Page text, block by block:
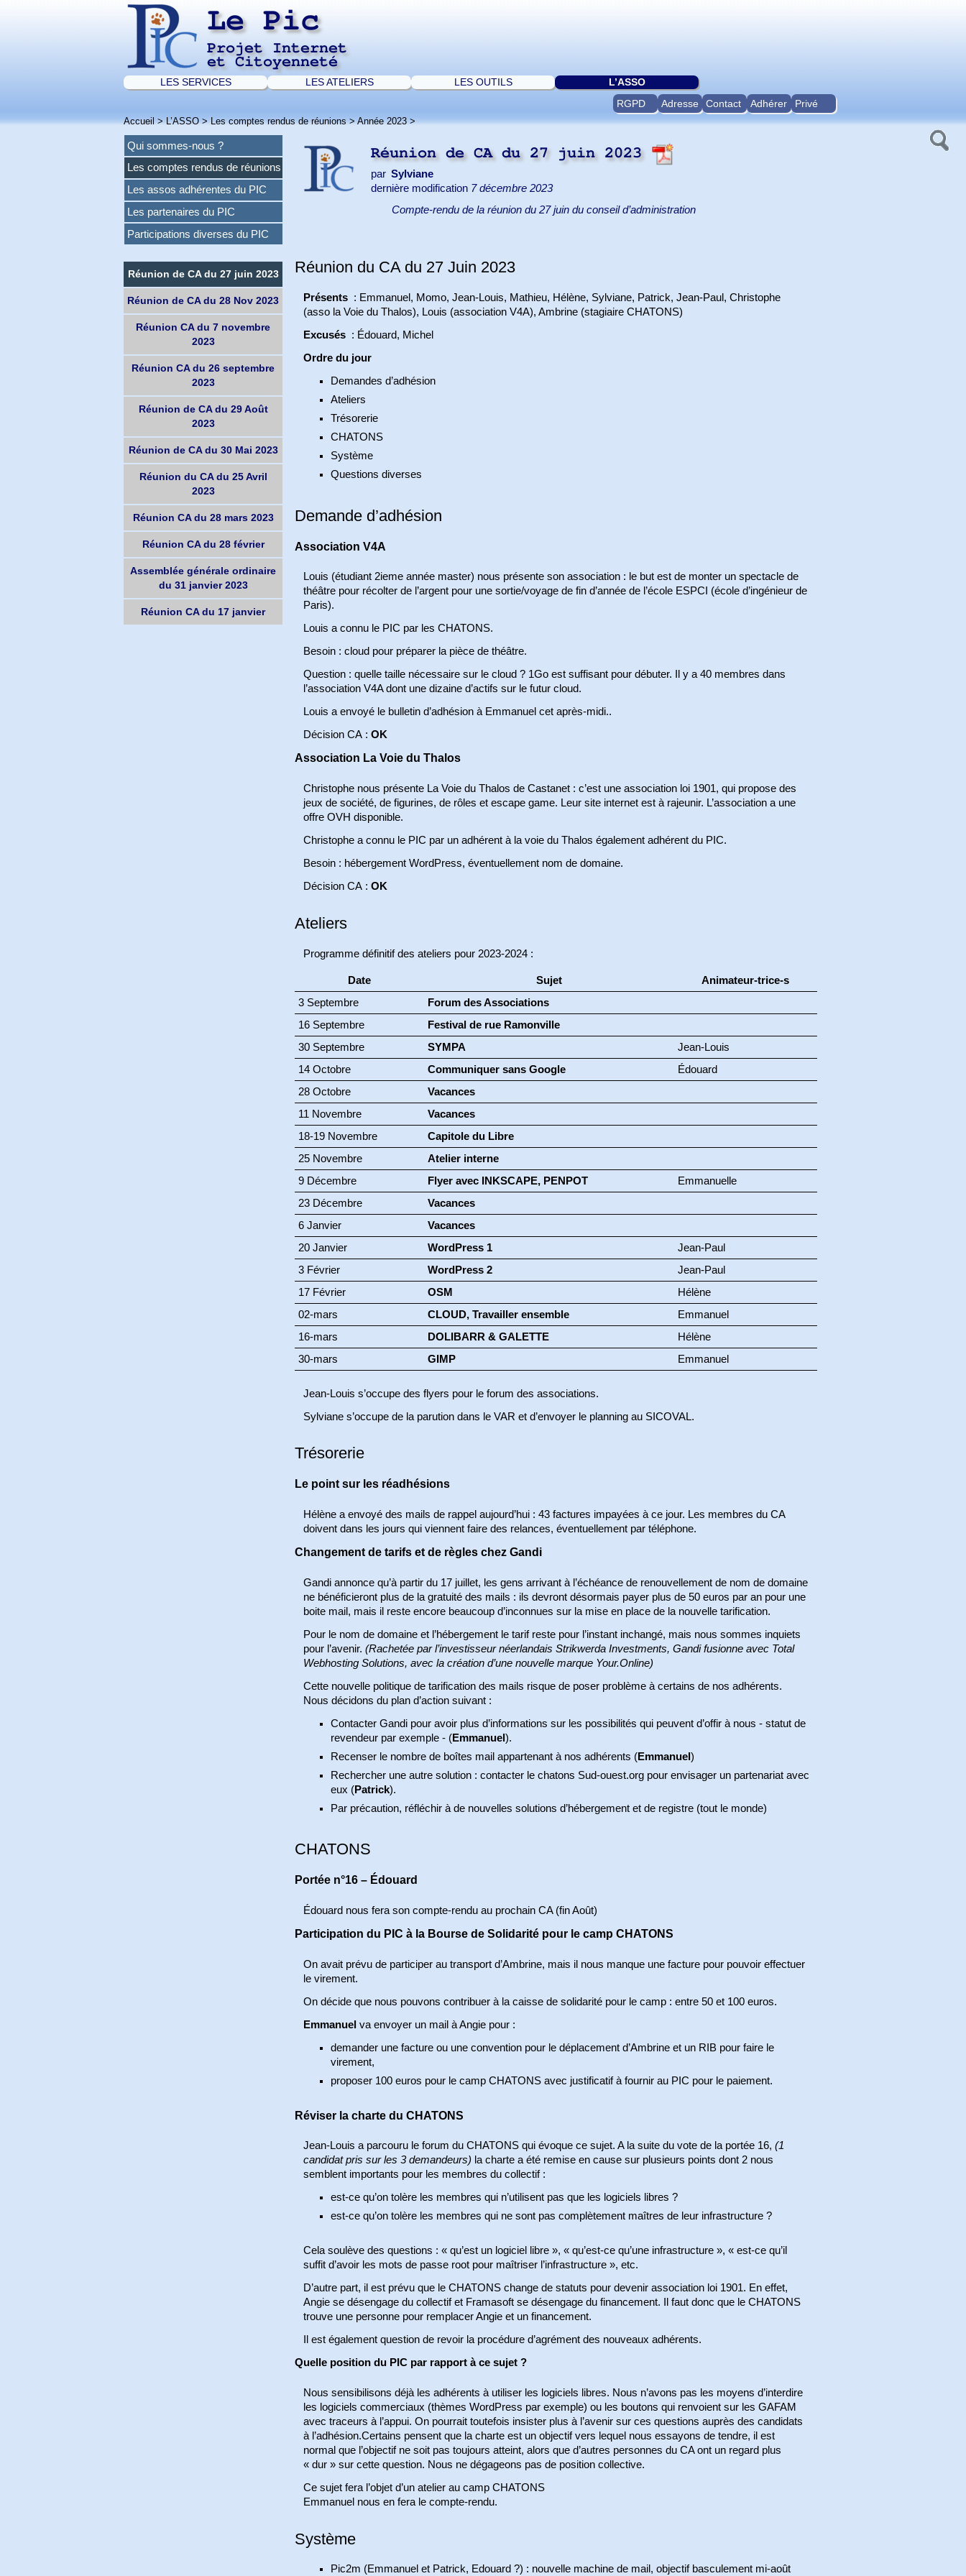
Le Pic
Projet Internet
et Citoyenneté
LES SERVICES LES ATELIERS LES OUTILS
L’ASSO
RGPD
Adresse Contact Adhérer Privé
Accueil>L’ASSO>Les comptes rendus de réunions>Année 2023>
Qui sommes-nous ?
Les comptes rendus de réunions
Les assos adhérentes du PIC
Les partenaires du PIC
Participations diverses du PIC
Réunion de CA du 27 juin 2023
Réunion de CA du 28 Nov 2023
Réunion CA du 7 novembre
2023
Réunion CA du 26 septembre
2023
Réunion de CA du 29 Août
2023
Réunion de CA du 30 Mai 2023
Réunion du CA du 25 Avril
2023
Réunion CA du 28 mars 2023
Réunion CA du 28 février
Assemblée générale ordinaire
du 31 janvier 2023
Réunion CA du 17 janvier
Réunion de CA du 27 juin 2023
par Sylviane
dernière modification 7 décembre 2023
Compte-rendu de la réunion du 27 juin du conseil d’administration
Réunion du CA du 27 Juin 2023
Présents : Emmanuel, Momo, Jean-Louis, Mathieu, Hélène, Sylviane, Patrick, Jean-Paul, Christophe
(asso la Voie du Thalos), Louis (association V4A), Ambrine (stagiaire CHATONS)
Excusés : Édouard, Michel
Ordre du jour
Demandes d’adhésion
Ateliers
Trésorerie
CHATONS
Système
Questions diverses
Demande d’adhésion
Association V4A
Louis (étudiant 2ieme année master) nous présente son association : le but est de monter un spectacle de
théâtre pour récolter de l’argent pour une sortie/voyage de fin d’année de l’école ESPCI (école d’ingénieur de
Paris).
Louis a connu le PIC par les CHATONS.
Besoin : cloud pour préparer la pièce de théâtre.
Question : quelle taille nécessaire sur le cloud ? 1Go est suffisant pour débuter. Il y a 40 membres dans
l’association V4A dont une dizaine d’actifs sur le futur cloud.
Louis a envoyé le bulletin d’adhésion à Emmanuel cet après-midi..
Décision CA : OK
Association La Voie du Thalos
Christophe nous présente La Voie du Thalos de Castanet : c’est une association loi 1901, qui propose des
jeux de société, de figurines, de rôles et escape game. Leur site internet est à rajeunir. L’association a une
offre OVH disponible.
Christophe a connu le PIC par un adhérent à la voie du Thalos également adhérent du PIC.
Besoin : hébergement WordPress, éventuellement nom de domaine.
Décision CA : OK
Ateliers
Programme définitif des ateliers pour 2023-2024 :
Date Sujet
Animateur-trice-s
3 Septembre
Forum des Associations
16 Septembre
Festival de rue Ramonville
30 Septembre
SYMPA
Jean-Louis
14 Octobre
Communiquer sans Google
Édouard
28 Octobre
Vacances
11 Novembre
Vacances
18-19 Novembre
Capitole du Libre
25 Novembre
Atelier interne
9 Décembre
Flyer avec INKSCAPE, PENPOT
Emmanuelle
23 Décembre
Vacances
6 Janvier
Vacances
20 Janvier
WordPress 1
Jean-Paul
3 Février
WordPress 2
Jean-Paul
17 Février
OSM
Hélène
02-mars
CLOUD, Travailler ensemble
Emmanuel
16-mars
DOLIBARR & GALETTE
Hélène
30-mars
GIMP Emmanuel
Jean-Louis s’occupe des flyers pour le forum des associations.
Sylviane s’occupe de la parution dans le VAR et d’envoyer le planning au SICOVAL.
Trésorerie
Le point sur les réadhésions
Hélène a envoyé des mails de rappel aujourd’hui : 43 factures impayées à ce jour. Les membres du CA
doivent dans les jours qui viennent faire des relances, éventuellement par téléphone.
Changement de tarifs et de règles chez Gandi
Gandi annonce qu’à partir du 17 juillet, les gens arrivant à l’échéance de renouvellement de nom de domaine
ne bénéficieront plus de la gratuité des mails : ils devront désormais payer plus de 50 euros par an pour une
boite mail, mais il reste encore beaucoup d’inconnues sur la mise en place de la nouvelle tarification.
Pour le nom de domaine et l’hébergement le tarif reste pour l’instant inchangé, mais nous sommes inquiets
pour l’avenir. (Rachetée par l’investisseur néerlandais Strikwerda Investments, Gandi fusionne avec Total
Webhosting Solutions, avec la création d’une nouvelle marque Your.Online)
Cette nouvelle politique de tarification des mails risque de poser problème à certains de nos adhérents.
Nous décidons du plan d’action suivant :
Contacter Gandi pour avoir plus d’informations sur les possibilités qui peuvent d’offir à nous - statut de
revendeur par exemple - (Emmanuel ).
Recenser le nombre de boîtes mail appartenant à nos adhérents (Emmanuel )
Rechercher une autre solution : contacter le chatons Sud-ouest.org pour envisager un partenariat avec
eux (Patrick).
Par précaution, réfléchir à de nouvelles solutions d’hébergement et de registre (tout le monde)
CHATONS
Portée n°16 – Édouard
Édouard nous fera son compte-rendu au prochain CA (fin Août)
Participation du PIC à la Bourse de Solidarité pour le camp CHATONS
On avait prévu de participer au transport d’Ambrine, mais il nous manque une facture pour pouvoir effectuer
le virement.
On décide que nous pouvons contribuer à la caisse de solidarité pour le camp : entre 50 et 100 euros.
Emmanuel va envoyer un mail à Angie pour :
demander une facture ou une convention pour le déplacement d’Ambrine et un RIB pour faire le
virement,
proposer 100 euros pour le camp CHATONS avec justificatif à fournir au PIC pour le paiement.
Réviser la charte du CHATONS
Jean-Louis a parcouru le forum du CHATONS qui évoque ce sujet. A la suite du vote de la portée 16, (1
candidat pris sur les 3 demandeurs) la charte a été remise en cause sur plusieurs points dont 2 nous
semblent importants pour les membres du collectif :
est-ce qu’on tolère les membres qui n’utilisent pas que les logiciels libres ?
est-ce qu’on tolère les membres qui ne sont pas complètement maîtres de leur infrastructure ?
Cela soulève des questions : « qu’est un logiciel libre », « qu’est-ce qu’une infrastructure », « est-ce qu’il
suffit d’avoir les mots de passe root pour maîtriser l’infrastructure », etc.
D’autre part, il est prévu que le CHATONS change de statuts pour devenir association loi 1901. En effet,
Angie se désengage du collectif et Framasoft se désengage du financement. Il faut donc que le CHATONS
trouve une personne pour remplacer Angie et un financement.
Il est également question de revoir la procédure d’agrément des nouveaux adhérents.
Quelle position du PIC par rapport à ce sujet ?
Nous sensibilisons déjà les adhérents à utiliser les logiciels libres. Nous n’avons pas les moyens d’interdire
les logiciels commerciaux (thèmes WordPress par exemple) ou les boutons qui renvoient sur les GAFAM
avec traceurs à l’appui. On pourrait toutefois insister plus à l’avenir sur ces questions auprès des candidats
à l’adhésion.Certains pensent que la charte est un objectif vers lequel nous essayons de tendre, il est
normal que l’objectif ne soit pas toujours atteint, alors que d’autres personnes du CA ont un regard plus
« dur » sur cette question. Nous ne dégageons pas de position collective.
Ce sujet fera l’objet d’un atelier au camp CHATONS
Emmanuel nous en fera le compte-rendu.
Système
Pic2m (Emmanuel et Patrick, Edouard ?) : nouvelle machine de mail, objectif basculement mi-août